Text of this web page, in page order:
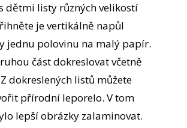
dětmi listy různých velikostí
je vertikálně napůl
jednu polovinu na malý papír.
část dokreslovat včetně
dokreslených listů můžete
přírodní leporelo. V tom
lepší obrázky zalaminovat.